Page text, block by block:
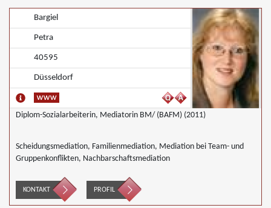
Bargiel
Petra
40595
Düsseldorf
Diplom-Sozialarbeiterin, Mediatorin BM/ (BAFM) (2011)
Scheidungsmediation, Familienmediation, Mediation bei Team- und
Gruppenkonflikten, Nachbarschaftsmediation
KONTAKT PROFIL